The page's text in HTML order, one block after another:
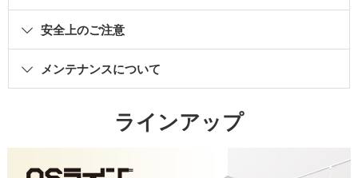
安全上のご注意
メンテナンスについて
ラインアップ